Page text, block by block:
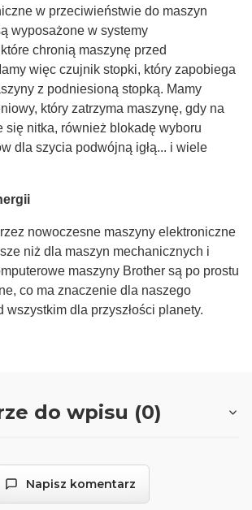
w przeciwieństwie do maszyn
wyposażone w systemy
chronią maszynę przed
więc czujnik stopki, który zapobiega
z podniesioną stopką. Mamy
który zatrzyma maszynę, gdy na
się nitka, również blokadę wyboru
dla szycia podwójną igłą... i wiele
nowoczesne maszyny elektroniczne
niż dla maszyn mechanicznych i
maszyny Brother są po prostu
co ma znaczenie dla naszego
wszystkim dla przyszłości planety.
do wpisu (0)
Napisz komentarz